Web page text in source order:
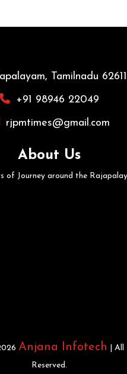
Tamilnadu
+91 98946 22049
rjpmtimes@gmail.com
About Us
of Journey around the
Anjana Infotech | All
Reserved.